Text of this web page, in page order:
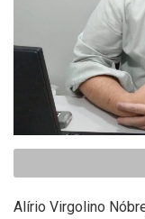
Alírio Virgolino